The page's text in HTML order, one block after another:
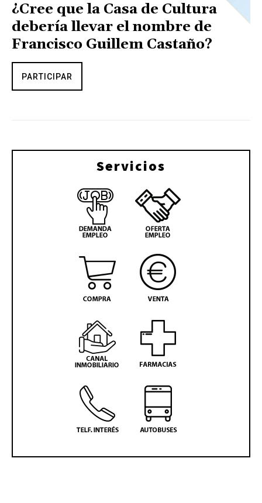
¿Cree que la Casa de Cultura
debería llevar el nombre de
Francisco Guillem Castaño?
PARTICIPAR
Servicios